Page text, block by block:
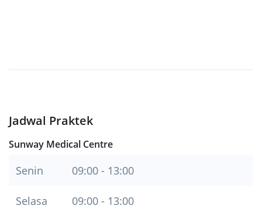
Jadwal Praktek
Sunway Medical Centre
Senin 09:00 - 13:00
Selasa 09:00 - 13:00